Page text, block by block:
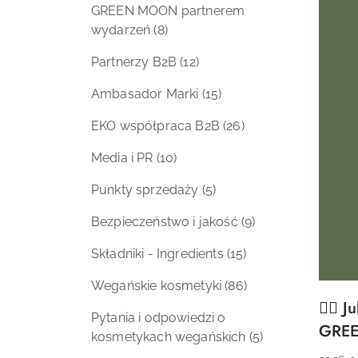
GREEN MOON partnerem
wydarzeń(8)
Partnerzy B2B(12)
Ambasador Marki (15)
EKO współpraca B2B(26)
Media i PR (10)
Punkty sprzedaży (5)
Bezpieczeństwo i jakość (9)
Składniki - Ingredients (15)
Wegańskie kosmetyki(86)
Pytania i odpowiedzi o
kosmetykach wegańskich (5)
Tytuł
🧘‍♀️